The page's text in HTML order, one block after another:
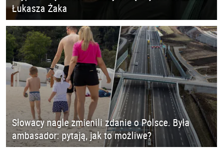
Łukasza Żaka
Słowacy nagle zmienili zdanie o Polsce. Była
ambasador: pytają, jak to możliwe?